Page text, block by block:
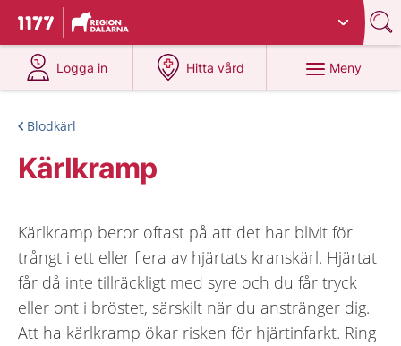
Till startsidan för 1177
Du har valt region
Logga in
på 1177.se
Hitta vård
på 1177.se
Meny
Blodkärl
Kärlkramp
Kärlkramp beror oftast på att det har blivit för
trångt i ett eller flera av hjärtats kranskärl. Hjärtat
får då inte tillräckligt med syre och du får tryck
eller ont i bröstet, särskilt när du anstränger dig.
Att ha kärlkramp ökar risken för hjärtinfarkt. Ring